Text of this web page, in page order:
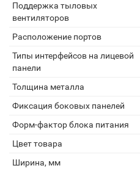
Поддержка тыловых
вентиляторов
Расположение портов
Типы интерфейсов на лицевой
панели
Толщина металла
Фиксация боковых панелей
Форм-фактор блока питания
Цвет товара
Ширина, мм